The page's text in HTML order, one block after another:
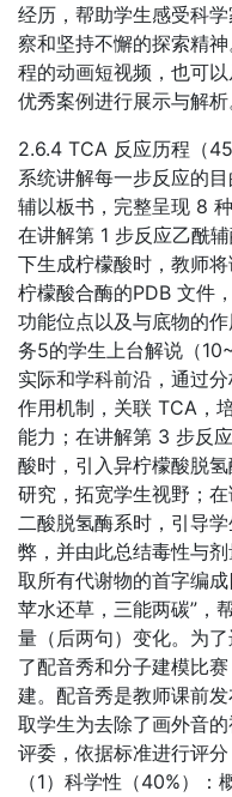
经历，帮助学生感受科
察和坚持不懈的探索精
程的动画短视频，也可
优秀案例进行展示与解析
2.6.4 TCA 反应历程（
系统讲解每一步反应的
辅以板书，完整呈现 8
在讲解第 1 步反应乙酰
下生成柠檬酸时，教师
柠檬酸合酶的PDB 文件
功能位点以及与底物的
务5的学生上台解说（
实际和学科前沿，通过
作用机制，关联 TCA，
能力；在讲解第 3 步反
酸时，引入异柠檬酸脱
研究，拓宽学生视野；
二酸脱氢酶系时，引导
弊，并由此总结毒性与
取所有代谢物的首字编
苹水还草，三能两碳”，
量（后两句）变化。为
了配音秀和分子建模比
建。配音秀是教师课前
取学生为去除了画外音
评委，依据标准进行评
（1）科学性（40%）